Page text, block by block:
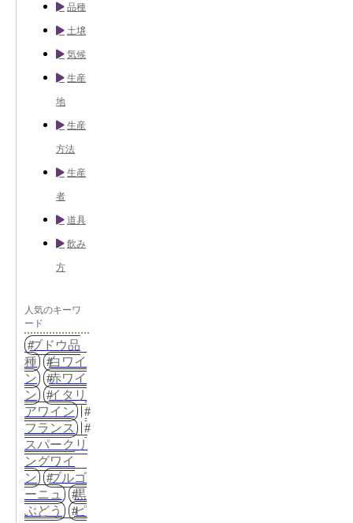
品種
土壌
気候
生産
地
生産
方法
生産
者
道具
飲み
方
人気のキーワ
ード
ブドウ品
種
白ワイ
ン
赤ワイ
ン
イタリ
アワイン
フランス
スパークリ
ングワイ
ン
ブルゴ
ーニュ
黒
ぶどう
ピ